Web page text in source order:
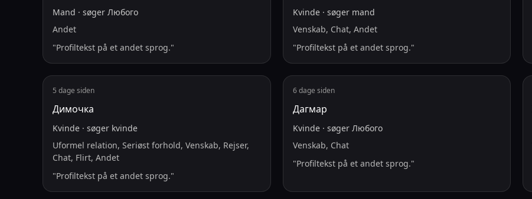
Mand · søger Любого
Andet
"Profiltekst på et andet sprog."
Kvinde· søger mand
Venskab, Chat, Andet
"Profiltekst på et andet sprog."
5 dage siden
Димочка
Kvinde · søger kvinde
Uformel relation, Seriøst forhold, Venskab, Rejser,
Chat, Flirt, Andet
"Profiltekst på et andet sprog."
6 dage siden
Дагмар
Kvinde· søger Любого
Venskab, Chat
"Profiltekst på et andet sprog."